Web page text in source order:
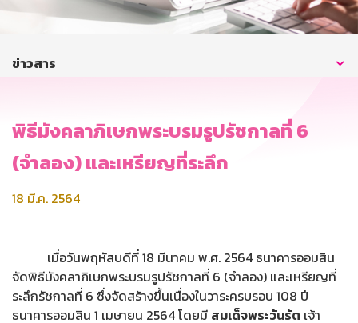
บริการออนไลน์
ข่าวสาร
พิธีมังคลาภิเษกพระบรมรูปรัชกาลที่ 6
(จำลอง) และเหรียญที่ระลึก
18 มี.ค. 2564
เมื่อวันพฤหัสบดีที่ 18 มีนาคม พ.ศ. 2564 ธนาคารออมสิน
จัดพิธีมังคลาภิเษกพระบรมรูปรัชกาลที่ 6 (จำลอง) และเหรียญที่
ระลึกรัชกาลที่ 6 ซึ่งจัดสร้างขึ้นเนื่องในวาระครบรอบ 108 ปี
ธนาคารออมสิน 1 เมษายน 2564 โดยมี สมเด็จพระวันรัต เจ้า